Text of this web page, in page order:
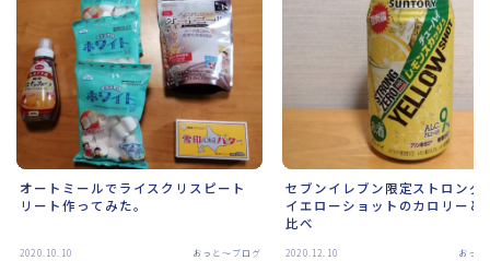
オートミールでライスクリスピート
リート作ってみた。
2020.10.10 おっと～ブログ
セブンイレブン限定ストロング
イエローショットのカロリーと
比べ
2020.12.10 おっ